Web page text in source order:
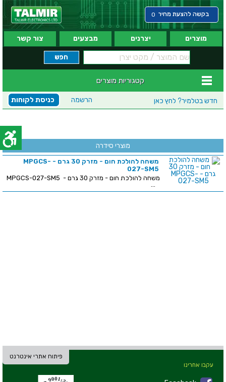
בקשה להצעת מחיר 0
מוצרים יצרנים מבצעים צור קשר
קטגוריות מוצרים
חדש בטלמיר? לחץ כאן כניסת לקוחות הרשמה
מוצרי סידרה
משחה להולכת חום - מזרק 30 גרם - MPGCS-
027-SM5
משחה להולכת חום - מזרק 30 גרם - MPGCS-027-SM5
פיתוח אתרי אינטרנט
עקבו אחרינו